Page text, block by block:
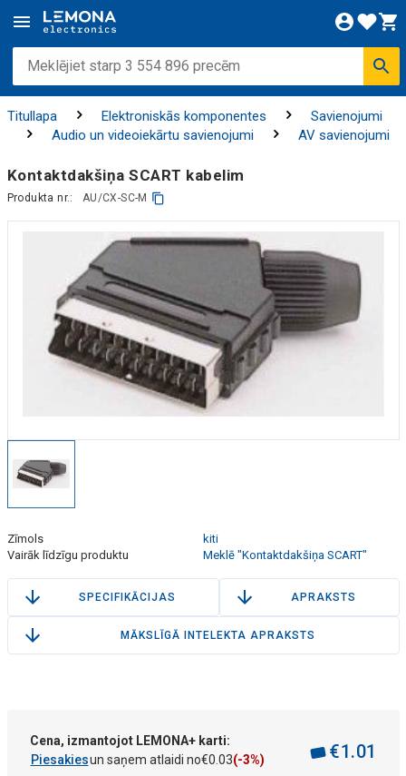
Titullapa Elektroniskās komponentes
Savienojumi
Audio un videoiekārtu savienojumi
AV savienojumi
Kontaktdakšiņa SCART kabelim
Produkta nr.: AU/CX-SC-M
Zīmols
kiti
Vairāk līdzīgu produktu
Meklē "Kontaktdakšiņa SCART"
SPECIFIKĀCIJAS APRAKSTS
MĀKSLĪGĀ INTELEKTA APRAKSTS
Cena, izmantojot LEMONA+ karti:
Piesakiesun saņem atlaidi no€0 03(-3%) €1.01